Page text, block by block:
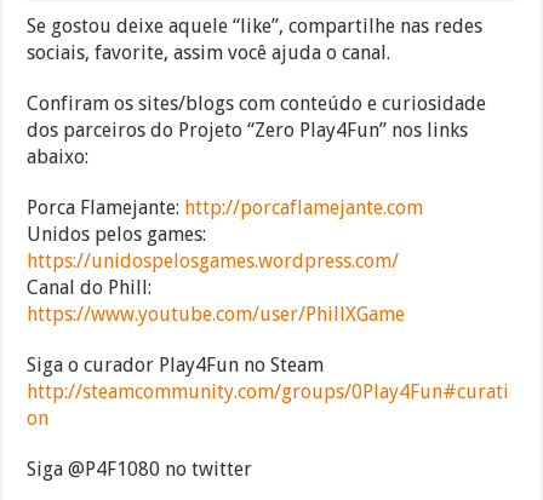
Se gostou deixe aquele “like”, compartilhe nas redes
sociais, favorite, assim você ajuda o canal.
Confiram os sites/blogs com conteúdo e curiosidade
dos parceiros do Projeto “Zero Play4Fun” nos links
abaixo:
Porca Flamejante: http://porcaflamejante.com
Unidos pelos games:
https://unidospelosgames.wordpress.com/
Canal do Phill:
https://www.youtube.com/user/PhillXGame
Siga o curador Play4Fun no Steam
http://steamcommunity.com/groups/0Play4Fun#curati
on
Siga @P4F1080 no twitter